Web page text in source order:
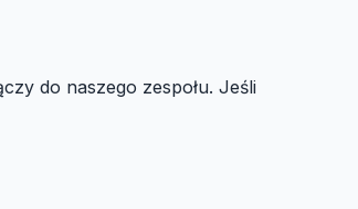
do naszego zespołu. Jeśli